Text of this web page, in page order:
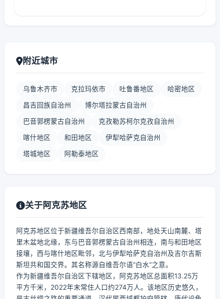
附近城市
乌鲁木齐市 克拉玛依市 吐鲁番地区 哈密地区
昌吉回族自治州 博尔塔拉蒙古自治州
巴音郭楞蒙古自治州 克孜勒苏柯尔克孜自治州
喀什地区 和田地区 伊犁哈萨克自治州
塔城地区 阿勒泰地区
关于阿克苏地区
阿克苏地区位于新疆维吾尔自治区西南部，地处天山南麓、塔
里木盆地北缘，东与巴音郭楞蒙古自治州相连，南与和田地区
接壤，西与喀什地区毗邻，北与伊犁哈萨克自治州及吉尔吉斯
斯坦共和国交界。其名称源自维吾尔语“白水”之意。
作为新疆维吾尔自治区下辖地区，阿克苏地区总面积13.25万
平方千米，2022年末常住人口约274万人。该地区历史悠久，